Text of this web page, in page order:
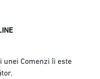
unei Comenzi îi este